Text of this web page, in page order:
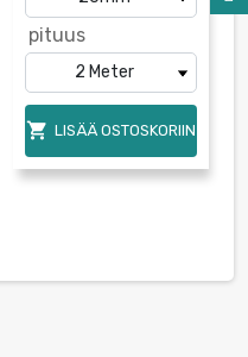
pituus
 LISÄÄ OSTOSKORIIN